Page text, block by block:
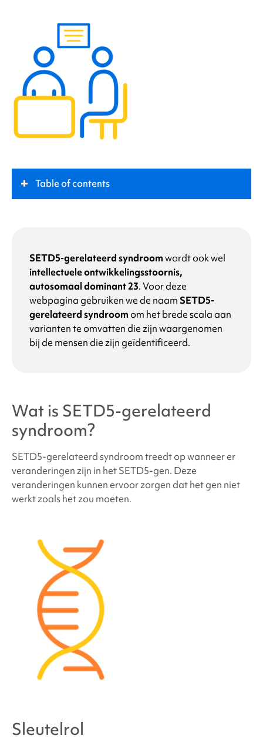
Table of contents
Sleutelrol
Symptomen
Wat veroorzaakthet SETD5-gerelateerd
syndroom
Wat is de kans dat andere familieleden of
toekomstige kinderen
Hoeveel mensen hebbenhet SETD5-syndroom?
Hoe wordthet SETD5-syndroom
Problemen met gedrag en ontwikkeling in verband
met SETD5-gerelateerd syndroom
Medische en lichamelijke problemen gekoppeld
aanSETD5-gerelateerd syndroom
SETD5-gerelateerd syndroomwordt ook wel
intellectuele ontwikkelingsstoornis,
autosomaal dominant 23.Voor deze
webpagina gebruiken we de naamSETD5-
gerelateerd syndroom om het brede scala aan
varianten te omvatten die zijn waargenomen
bij de mensen die zijn geïdentificeerd.
Wat is SETD5-gerelateerd
syndroom?
SETD5-gerelateerdsyndroom treedt op wanneer er
veranderingen zijn in hetSETD5-gen. Deze
veranderingen kunnen ervoor zorgen dat het gen niet
werkt zoals het zou moeten.
Sleutelrol